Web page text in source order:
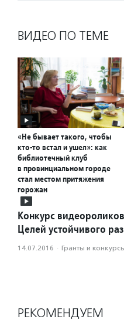
ВИДЕО ПО ТЕМЕ
«Не бывает такого, чтобы
кто-то встал и ушел»: как
библиотечный клуб
в провинциальном городе
стал местом притяжения
горожан
Конкурс
Целей устойчивого
14.07.2016 · Гранты и
РЕКОМЕНДУЕМ